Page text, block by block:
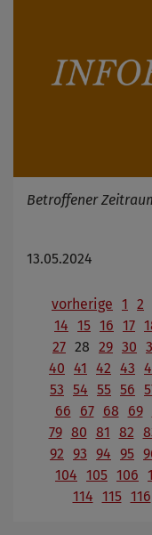
Betroffener
13.05.2024
vorherige 1 2
14 15 16 17
27 28 29 30
40 41 42 43
53 54 55 56
66
67 68 69
79 80 81 82
92 93 94 95
104 105 106
114 115 116